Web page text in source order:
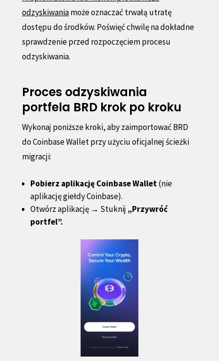
odzyskiwaniamoże oznaczać trwałą utratę
dostępu do środków. Poświęć chwilę na dokładne
sprawdzenie przed rozpoczęciem procesu
odzyskiwania.
Proces odzyskiwania
portfela BRD krok po kroku
Wykonaj poniższe kroki, aby zaimportować BRD
do Coinbase Wallet przy użyciu oficjalnej ścieżki
migracji:
Pobierz aplikację Coinbase Wallet(nie
aplikację giełdy Coinbase).
Otwórz aplikację → Stuknij „Przywróć
portfel”.